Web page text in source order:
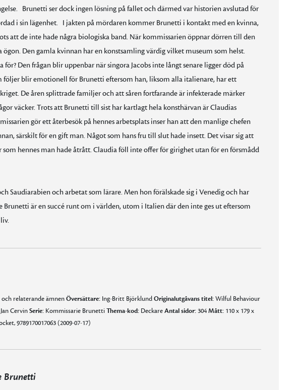
Brunetti ser dock ingen lösning på fallet och därmed var historien avslutad för
i sin lägenhet. I jakten på mördaren kommer Brunetti i kontakt med en kvinna,
att de inte hade några biologiska band. När kommissarien öppnar dörren till den
Den gamla kvinnan har en konstsamling värdig vilket museum som helst.
Den frågan blir uppenbar när singora Jacobs inte långt senare ligger död på
blir emotionell för Brunetti eftersom han, liksom alla italienare, har ett
De åren splittrade familjer och att såren fortfarande är infekterade märker
väcker. Trots att Brunetti till sist har kartlagt hela konsthärvan är Claudias
gör ett återbesök på hennes arbetsplats inser han att den manlige chefen
särskilt för en gift man. Något som hans fru till slut hade insett. Det visar sig att
som hennes man hade åtrått. Claudia föll inte offer för girighet utan för en försmådd
Saudiarabien och arbetat som lärare. Men hon förälskade sig i Venedig och har
Brunetti är en succé runt om i världen, utom i Italien där den inte ges ut eftersom
relaterande ämnenÖversättare:Ing-Britt BjörklundOriginalutgåvans titel:Wilful Behaviour
CervinSerie:Kommissarie BrunettiThema-kod:DeckareAntal sidor:304Mått:110 x 179 x
9789170017063 (2009-07-17)
Brunetti